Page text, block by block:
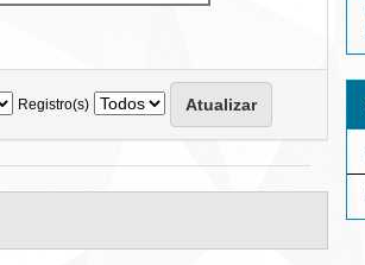
Registro(s)